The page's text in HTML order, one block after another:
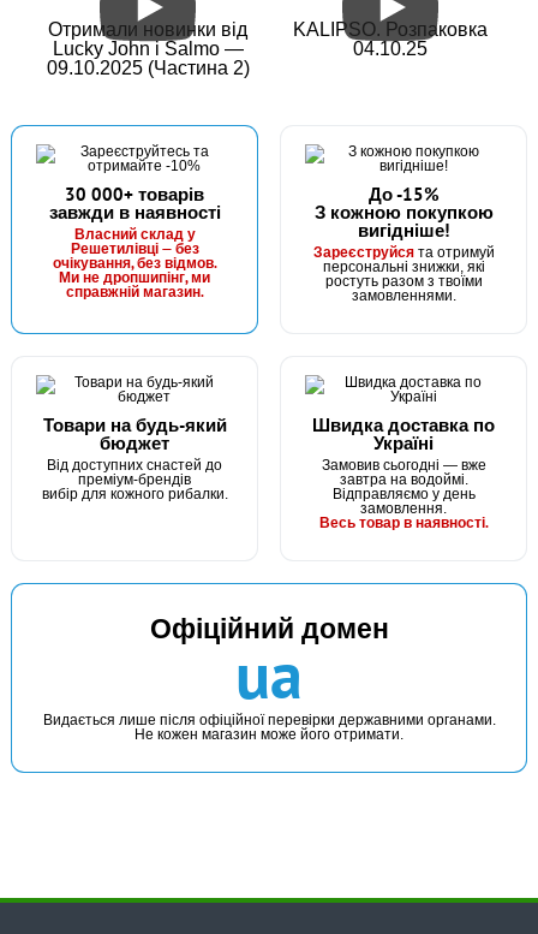
Отримали новинки від
Lucky John і Salmo —
09.10.2025 (Частина 2)
KALIPSO. Розпаковка
04.10.25
30 000+ товарів
завжди в наявності
Власний склад у
Решетилівці — без
очікування, без відмов.
Ми не дропшипінг, ми
справжній магазин.
До -15%
З кожною покупкою
вигідніше!
Зареєструйсята отримуй
персональні знижки, які
ростуть разом з твоїми
замовленнями.
Товари на будь-який
бюджет
Від доступних снастей до
преміум-брендів
вибір для кожного рибалки.
Швидка доставка по
Україні
Замовив сьогодні — вже
завтра на водоймі.
Відправляємо у день
замовлення.
Весь товар в наявності.
Офіційний домен
ua
Видається лише після офіційної перевірки державними органами.
Не кожен магазин може його отримати.